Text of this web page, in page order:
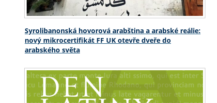
Syrolibanonská hovorová arabština a arabské reálie:
nový mikrocertifikát FF UK otevře dveře do
arabského světa